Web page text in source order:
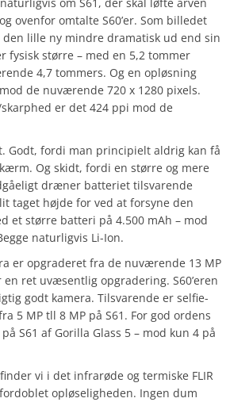
om S61, der skal løfte arven
ovenfor omtalte S60’er. Som billedet
lille ny mindre dramatisk ud end sin
fysisk større – med en 5,2 tommer
4,7 tommers. Og en opløsning
de nuværende 720 x 1280 pixels.
er det 424 ppi mod de
Godt, fordi man principielt aldrig kan få
Og skidt, fordi en større og mere
dræner batteriet tilsvarende
taget højde for ved at forsyne den
et større batteri på 4.500 mAh – mod
naturligvis Li-Ion.
er opgraderet fra de nuværende 13 MP
ret uvæsentlig opgradering. S60’eren
godt kamera. Tilsvarende er selfie-
5 MP tll 8 MP på S61. For god ordens
S61 af Gorilla Glass 5 – mod kun 4 på
vi i det infrarøde og termiske FLIR
opløseligheden. Ingen dum